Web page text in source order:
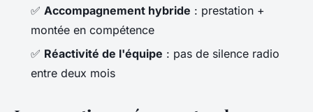
✅ Accompagnement hybride : prestation +
montée en compétence
✅ Réactivité de l'équipe : pas de silence radio
entre deux mois